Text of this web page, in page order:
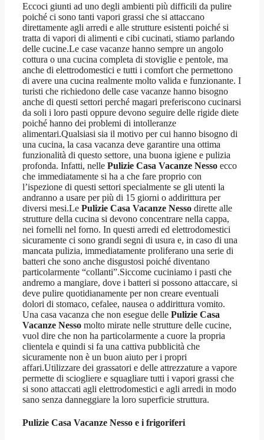
Eccoci giunti ad uno degli ambienti più difficili da pulire
poiché ci sono tanti vapori grassi che si attaccano
direttamente agli arredi e alle strutture esistenti poiché si
tratta di vapori di alimenti e cibi cucinati, stiamo parlando
delle cucine.Le case vacanze hanno sempre un angolo
cottura o una cucina completa di stoviglie e pentole, ma
anche di elettrodomestici e tutti i comfort che permettono
di avere una cucina realmente molto valida e funzionante. I
turisti che richiedono delle case vacanze hanno bisogno
anche di questi settori perché magari preferiscono cucinarsi
da soli i loro pasti oppure devono seguire delle rigide diete
poiché hanno dei problemi di intolleranze
alimentari.Qualsiasi sia il motivo per cui hanno bisogno di
una cucina, la casa vacanza deve garantire una ottima
funzionalità di questo settore, una buona igiene e pulizia
profonda. Infatti, nelle Pulizie Casa Vacanze Nesso ecco
che immediatamente si ha a che fare proprio con
l’ispezione di questi settori specialmente se gli utenti la
andranno a usare per più di 15 giorni o addirittura per
diversi mesi.Le Pulizie Casa Vacanze Nesso dirette alle
strutture della cucina si devono concentrare nella cappa,
nei fornelli nel forno. In questi arredi ed elettrodomestici
sicuramente ci sono grandi segni di usura e, in caso di una
mancata pulizia, immediatamente proliferano una serie di
batteri che sono anche disgustosi poiché diventano
particolarmente “collanti”.Siccome cuciniamo i pasti che
andremo a mangiare, dove i batteri si possono attaccare, si
deve pulire quotidianamente per non creare eventuali
dolori di stomaco, cefalee, nausea o addirittura vomito.
Una casa vacanza che non esegue delle Pulizie Casa
Vacanze Nesso molto mirate nelle strutture delle cucine,
vuol dire che non ha particolarmente a cuore la propria
clientela e quindi si fa una cattiva pubblicità che
sicuramente non è un buon aiuto per i propri
affari.Utilizzare dei grassatori e delle attrezzature a vapore
permette di sciogliere e squagliare tutti i vapori grassi che
si sono attaccati agli elettrodomestici e agli arredi in modo
sano senza danneggiare la loro superficie struttura.
Pulizie Casa Vacanze Nesso e i frigoriferi